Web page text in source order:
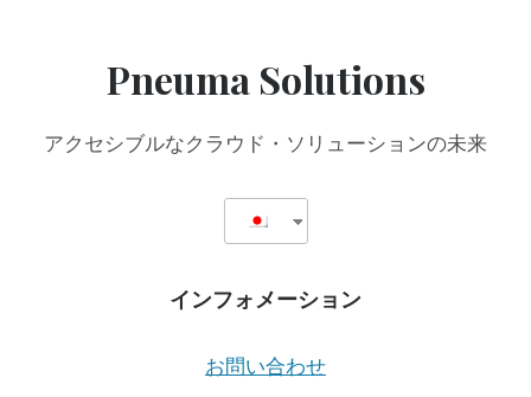
Pneuma Solutions
アクセシブルなクラウド・ソリューションの未来
インフォメーション
お問い合わせ